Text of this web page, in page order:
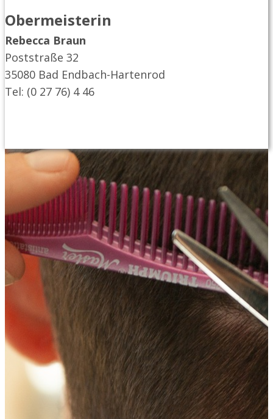
Obermeisterin
Rebecca Braun
Poststraße 32
35080 Bad Endbach-Hartenrod
Tel: (0 27 76) 4 46